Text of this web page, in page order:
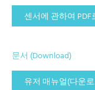
센서에 관하여
문서 (Download)
유저 매뉴얼(다운